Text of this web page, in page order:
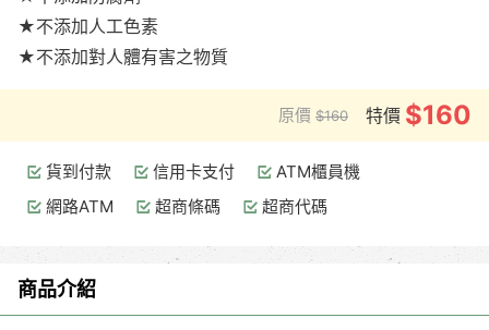
★不添加人工色素
★不添加對人體有害之物質
原價 $160 特價 $160
貨到付款 信用卡支付
ATM櫃員機
網路ATM
超商條碼 超商代碼
商品介紹